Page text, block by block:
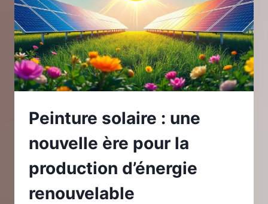
Peinture solaire : une
nouvelle ère pour la
production d’énergie
renouvelable